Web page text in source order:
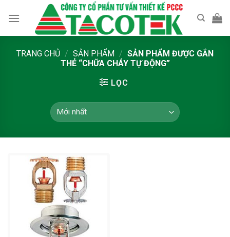
TRANG CHỦ / SẢN PHẨM / SẢN PHẨM ĐƯỢC GẮN
THẺ “CHỮA CHÁY TỰ ĐỘNG”
LỌC